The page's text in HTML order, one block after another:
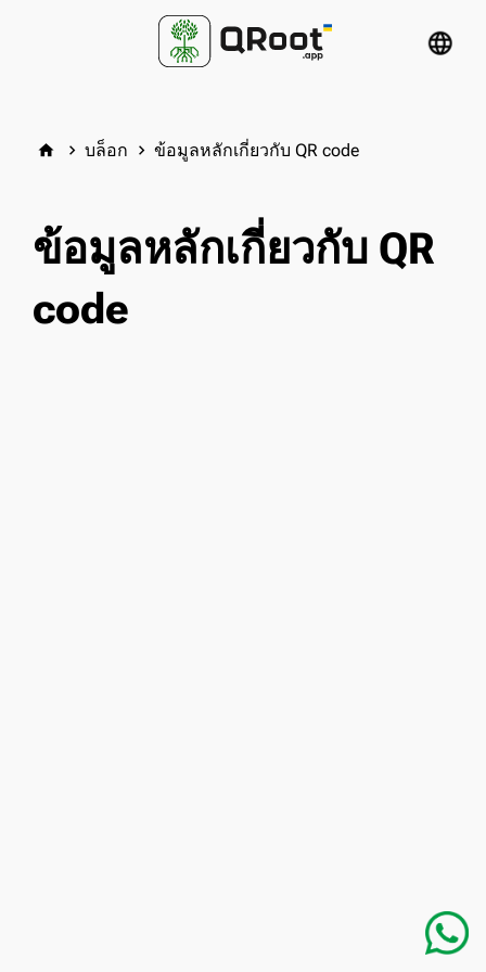
language
home keyboard_arrow_right บล็อก keyboard_arrow_right ข้อมูลหลักเกี่ยวกับ QR code
ข้อมูลหลักเกี่ยวกับ QR
code